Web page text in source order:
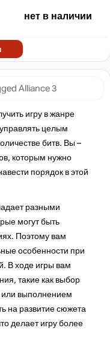
Alliance 3
игру в жанре
целым
битв. Вы –
которым нужно
порядок в этой
разными
могут быть
Поэтому вам
особенности при
В ходе игры вам
такие как выбор
выполнением
на развитие сюжета
делает игру более
нет в наличии